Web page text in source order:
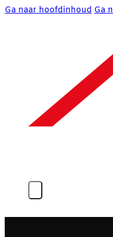
Ga naar hoofdinhoud Ga